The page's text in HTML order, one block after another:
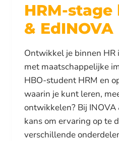
HRM-stage
& EdINOVA
Ontwikkel je binnen HR
met maatschappelijke
HBO-student HRM en
waarin je kunt leren,
ontwikkelen? Bij INOVA
kans om ervaring op te
verschillende